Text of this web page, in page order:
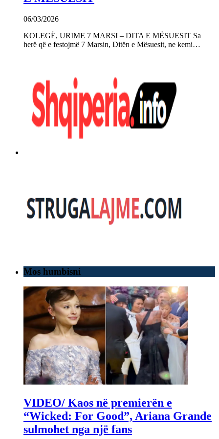
06/03/2026
KOLEGË, URIME 7 MARSI – DITA E MËSUESIT Sa
herë që e festojmë 7 Marsin, Ditën e Mësuesit, ne kemi…
Mos humbisni
VIDEO/ Kaos në premierën e
“Wicked: For Good”, Ariana Grande
sulmohet nga një fans